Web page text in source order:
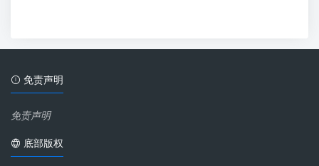
免责声明
免责声明
底部版权